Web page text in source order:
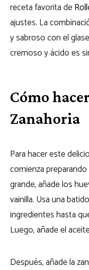
receta favorita de
ajustes. La
y sabroso con el
cremoso y ácido es
Cómo
Zanahoria
Para hacer este
comienza
grande, añade los
vainilla. Usa una
ingredientes hasta
Luego, añade el
Después, añade la